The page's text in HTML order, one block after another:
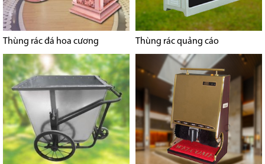
Thùng rác đá hoa cương Thùng rác quảng cáo